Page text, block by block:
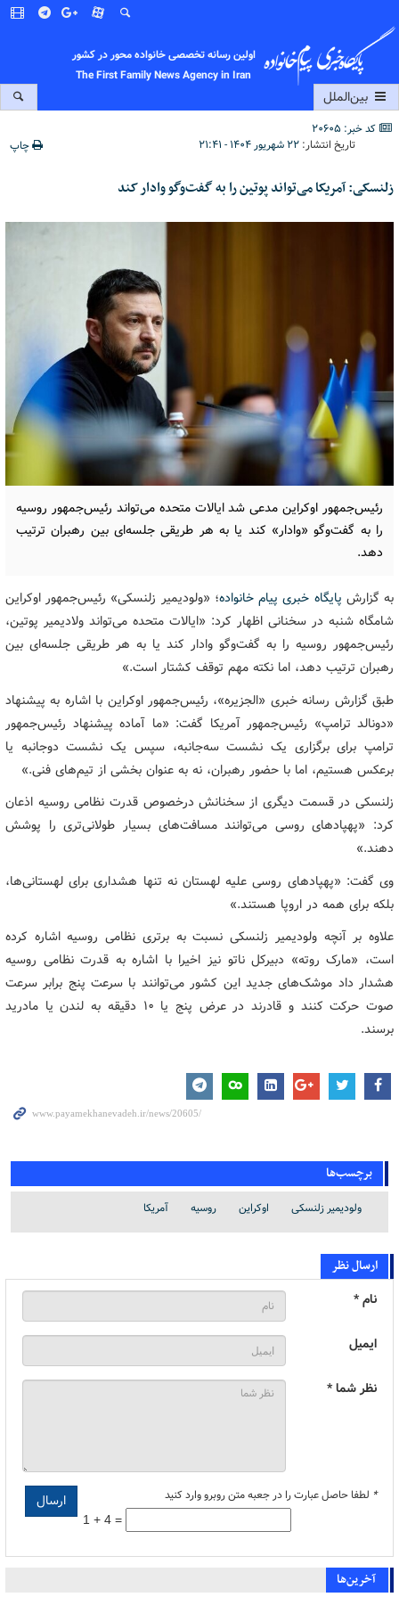
اولین رسانه تخصصی خانواده محور در کشور
The First Family News Agency in Iran
بین‌الملل
کد خبر: 20605
تاریخ انتشار:۲۲ شهریور ۱۴۰۴ - ۲۱:۴۱ چاپ
زلنسکی: آمریکا می‌تواند پوتین را به گفت‌وگو وادار کند
رئیس‌جمهور اوکراین مدعی شد ایالات متحده می‌تواند رئیس‌جمهور روسیه
را به گفت‌وگو «وادار» کند یا به هر طریقی جلسه‌ای بین رهبران ترتیب
دهد.
به گزارش پایگاه خبری پیام خانواده؛ «ولودیمیر زلنسکی» رئیس‌جمهور اوکراین
شامگاه شنبه در سخنانی اظهار کرد: «ایالات متحده می‌تواند ولادیمیر پوتین،
رئیس‌جمهور روسیه را به گفت‌وگو وادار کند یا به هر طریقی جلسه‌ای بین
رهبران ترتیب دهد، اما نکته مهم توقف کشتار است.»
طبق گزارش رسانه خبری «الجزیره»، رئیس‌جمهور اوکراین با اشاره به پیشنهاد
«دونالد ترامپ» رئیس‌جمهور آمریکا گفت: «ما آماده پیشنهاد رئیس‌جمهور
ترامپ برای برگزاری یک نشست سه‌جانبه، سپس یک نشست دوجانبه یا
برعکس هستیم، اما با حضور رهبران، نه به عنوان بخشی از تیم‌های فنی.»
زلنسکی در قسمت دیگری از سخنانش درخصوص قدرت نظامی روسیه اذعان
کرد: «پهپادهای روسی می‌توانند مسافت‌های بسیار طولانی‌تری را پوشش
دهند.»
وی گفت: «پهپادهای روسی علیه لهستان نه تنها هشداری برای لهستانی‌ها،
بلکه برای همه در اروپا هستند.»
علاوه بر آنچه ولودیمیر زلنسکی نسبت به برتری نظامی روسیه اشاره کرده
است، «مارک روته» دبیرکل ناتو نیز اخیرا با اشاره به قدرت نظامی روسیه
هشدار داد موشک‌های جدید این کشور می‌توانند با سرعت پنج برابر سرعت
صوت حرکت کنند و قادرند در عرض پنج یا ۱۰ دقیقه به لندن یا مادرید
برسند.
برچسب‌ها
ولودیمیر زلنسکی اوکراین روسیه آمریکا
ارسال نظر
نام *
ایمیل
نظر شما *
* لطفا حاصل عبارت را در جعبه متن روبرو وارد کنید
1 + 4 =
آخرین‌ها